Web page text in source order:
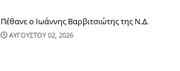
Πέθανε ο Ιωάννης Βαρβιτσιώτης της Ν.Δ.
ΑΥΓΟΥΣΤΟΥ 02, 2026